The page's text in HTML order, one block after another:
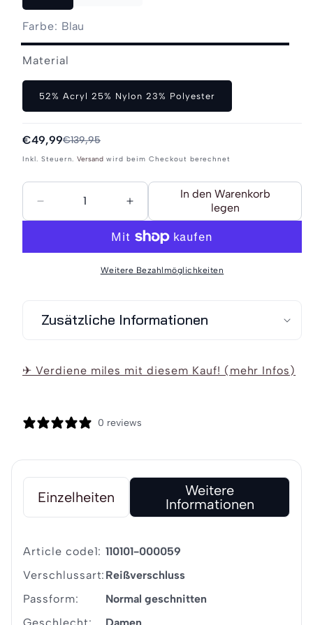
Farbe: Blau
Material
52% Acryl 25% Nylon 23% Polyester
Verkaufspreis
€49,99
Normaler€139,95
Inkl. Steuern.Versand wird beim Checkout berechnet
Verringere
Damen
Erhöhe
die
Menge
für
Damen
In den Warenkorb
legen
Weitere Bezahlmöglichkeiten
Zusätzliche Informationen
✈ Verdiene miles mit diesem Kauf! (mehr Infos)
0 reviews
Einzelheiten
Weitere
Informationen
Article code1: 110101-000059
Verschlussart: Reißverschluss
Passform:
Normal geschnitten